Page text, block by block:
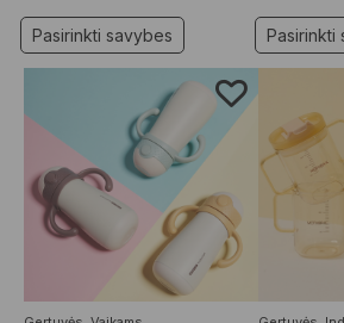
Pasirinkti savybes Pasirinkti